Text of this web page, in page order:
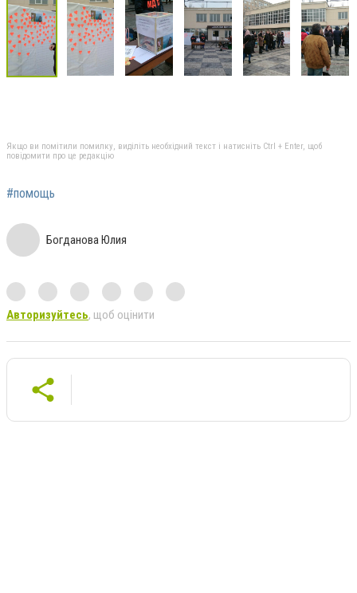
Якщо ви помітили помилку, виділіть необхідний текст і натисніть Ctrl + Enter, щоб
повідомити про це редакцію
#помощь
Богданова Юлия
Авторизуйтесь, щоб оцінити